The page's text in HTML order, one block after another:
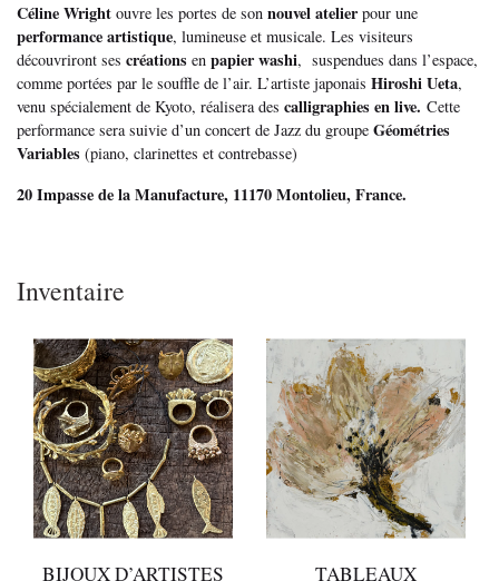
Céline Wright ouvre les portes de son nouvel atelier pour une
performance artistique, lumineuse et musicale. Les visiteurs
découvriront ses créations en papier washi, suspendues dans l’espace,
comme portées par le souffle de l’air. L’artiste japonais Hiroshi Ueta,
venu spécialement de Kyoto, réalisera des calligraphies en live. Cette
performance sera suivie d’un concert de Jazz du groupe Géométries
Variables (piano, clarinettes et contrebasse)
20 Impasse de la Manufacture, 11170 Montolieu, France.
Inventaire
BIJOUX D’ARTISTES TABLEAUX